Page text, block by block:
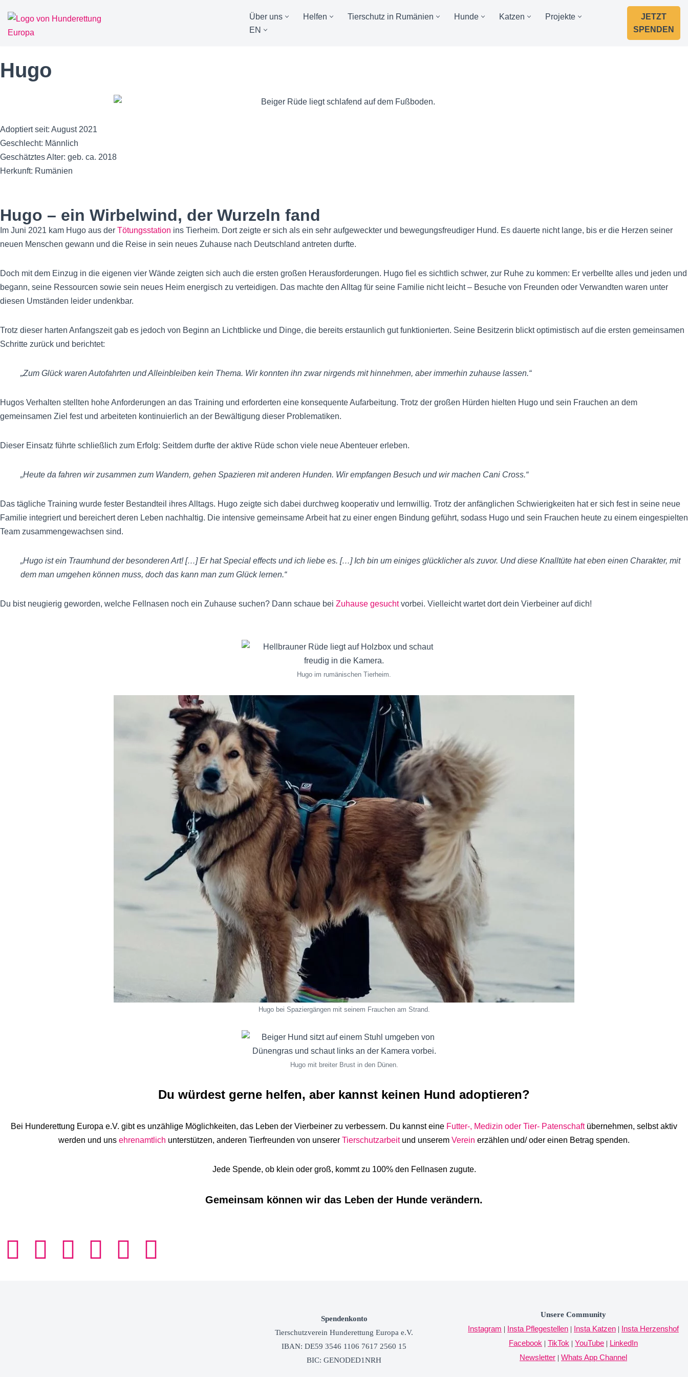
Zum
Über uns Helfen Tierschutz in Rumänien Hunde Katzen
Projekte
EN
JETZT
SPENDEN
Hugo
Adoptiert seit: August 2021
Geschlecht: Männlich
Geschätztes Alter: geb. ca. 2018
Herkunft: Rumänien
Hugo – ein Wirbelwind, der Wurzeln fand
Im Juni 2021 kam Hugo aus der Tötungsstation ins Tierheim. Dort zeigte er sich als ein sehr aufgeweckter und bewegungsfreudiger Hund. Es dauerte nicht lange, bis er die Herzen seiner
neuen Menschen gewann und die Reise in sein neues Zuhause nach Deutschland antreten durfte.
Doch mit dem Einzug in die eigenen vier Wände zeigten sich auch die ersten großen Herausforderungen. Hugo fiel es sichtlich schwer, zur Ruhe zu kommen: Er verbellte alles und jeden und
begann, seine Ressourcen sowie sein neues Heim energisch zu verteidigen. Das machte den Alltag für seine Familie nicht leicht – Besuche von Freunden oder Verwandten waren unter
diesen Umständen leider undenkbar.
Trotz dieser harten Anfangszeit gab es jedoch von Beginn an Lichtblicke und Dinge, die bereits erstaunlich gut funktionierten. Seine Besitzerin blickt optimistisch auf die ersten gemeinsamen
Schritte zurück und berichtet:
„Zum Glück waren Autofahrten und Alleinbleiben kein Thema. Wir konnten ihn zwar nirgends mit hinnehmen, aber immerhin zuhause lassen.“
Hugos Verhalten stellten hohe Anforderungen an das Training und erforderten eine konsequente Aufarbeitung. Trotz der großen Hürden hielten Hugo und sein Frauchen an dem
gemeinsamen Ziel fest und arbeiteten kontinuierlich an der Bewältigung dieser Problematiken.
Dieser Einsatz führte schließlich zum Erfolg: Seitdem durfte der aktive Rüde schon viele neue Abenteuer erleben.
„Heute da fahren wir zusammen zum Wandern, gehen Spazieren mit anderen Hunden. Wir empfangen Besuch und wir machen Cani Cross.“
Das tägliche Training wurde fester Bestandteil ihres Alltags. Hugo zeigte sich dabei durchweg kooperativ und lernwillig. Trotz der anfänglichen Schwierigkeiten hat er sich fest in seine neue
Familie integriert und bereichert deren Leben nachhaltig. Die intensive gemeinsame Arbeit hat zu einer engen Bindung geführt, sodass Hugo und sein Frauchen heute zu einem eingespielten
Team zusammengewachsen sind.
„Hugo ist ein Traumhund der besonderen Art![…]Er hat Special effects und ich liebe es. […] Ich bin um einiges glücklicher als zuvor. Und diese Knalltüte hat eben einen Charakter, mit
dem man umgehen können muss, doch das kann man zum Glück lernen.“
Du bist neugierig geworden, welche Fellnasen noch ein Zuhause suchen? Dann schaue bei Zuhause gesuchtvorbei. Vielleicht wartet dort dein Vierbeiner auf dich!
Hugo im rumänischen Tierheim.
Hugo bei Spaziergängen mit seinem Frauchen am Strand.
Hugo mit breiter Brust in den Dünen.
Du würdest gerne helfen, aber kannst keinen Hund adoptieren?
Bei Hunderettung Europa e.V. gibt es unzählige Möglichkeiten, das Leben der Vierbeiner zu verbessern. Du kannsteine Futter-, Medizin oder Tier- Patenschaftübernehmen, selbst aktiv
werden und uns ehrenamtlich unterstützen, anderen Tierfreunden von unserer Tierschutzarbeitund unserem Verein erzählen und/ oder einen Betrag spenden.
Jede Spende, ob klein oder groß, kommt zu 100% den Fellnasen zugute.
Gemeinsam können wir das Leben der Hunde verändern.
Spendenkonto
Tierschutzverein Hunderettung Europa e.V.
IBAN: DE59 3546 1106 7617 2560 15
BIC: GENODED1NRH
Unsere Community
Instagram | Insta Pflegestellen | Insta Katzen | Insta Herzenshof
Facebook | TikTok | YouTube | LinkedIn
Newsletter | Whats App Channel